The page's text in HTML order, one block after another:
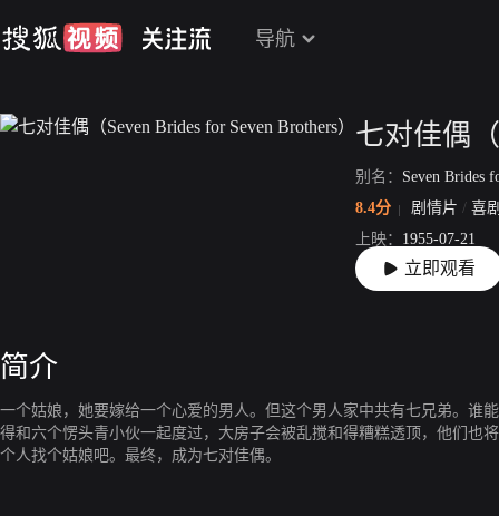
导航
别名： Seven Brides
8.4分
剧情片 / 喜
上映： 1955-07-21
片长： 102分2秒
立即观看
简介
一个姑娘，她要嫁给一个心爱的男人。但这个男人家中共有七兄弟。谁
得和六个愣头青小伙一起度过，大房子会被乱搅和得糟糕透顶，他们也
个人找个姑娘吧。最终，成为七对佳偶。